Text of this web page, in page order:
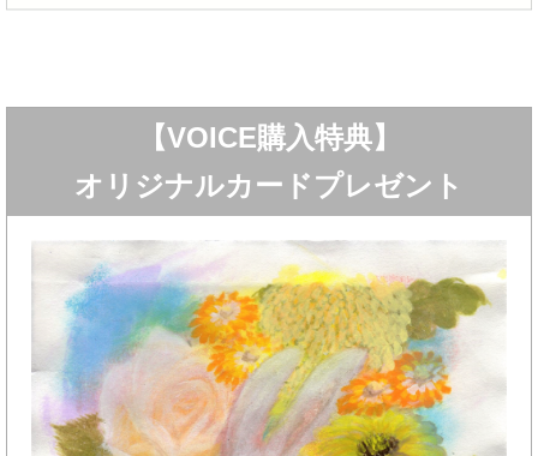
【VOICE購入特典】
オリジナルカードプレゼント